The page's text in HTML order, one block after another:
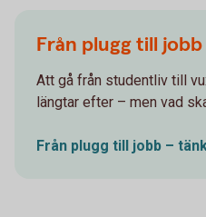
Från plugg till
Att gå från studentliv till
längtar efter – men vad
Från plugg till jobb –